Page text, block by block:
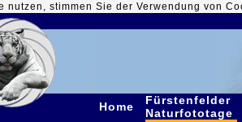
nutzen, stimmen Sie der Verwendung von
Home
Fürstenfelder
Naturfototage